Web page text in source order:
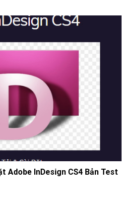
Adobe InDesign CS4 Bản Test